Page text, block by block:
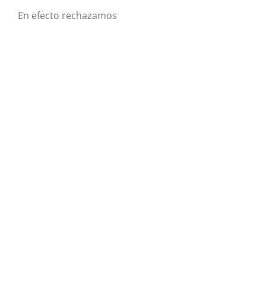
En efecto rechazamos